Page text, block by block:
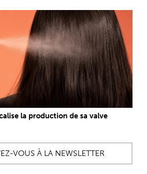
la production de sa valve
VOUS À LA NEWSLETTER